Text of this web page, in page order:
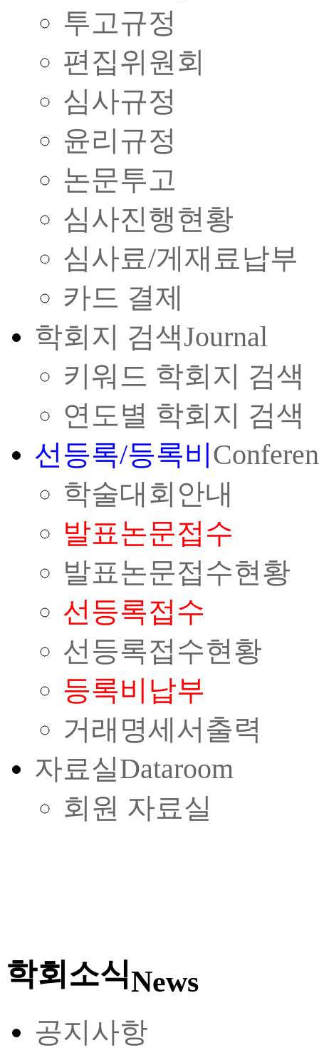
투고규정
편집위원회
심사규정
윤리규정
논문투고
심사진행현황
심사료/게재료납부
카드 결제
학회지 검색Journal
키워드 학회지 검색
연도별 학회지 검색
선등록/등록비
학술대회안내
발표논문접수
발표논문접수현황
선등록접수
선등록접수현황
등록비납부
거래명세서출력
자료실Dataroom
회원 자료실
학회소식News
공지사항